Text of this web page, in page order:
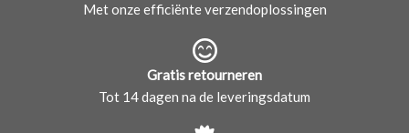
Met onze efficiënte verzendoplossingen
Gratis retourneren
Tot 14 dagen na de leveringsdatum